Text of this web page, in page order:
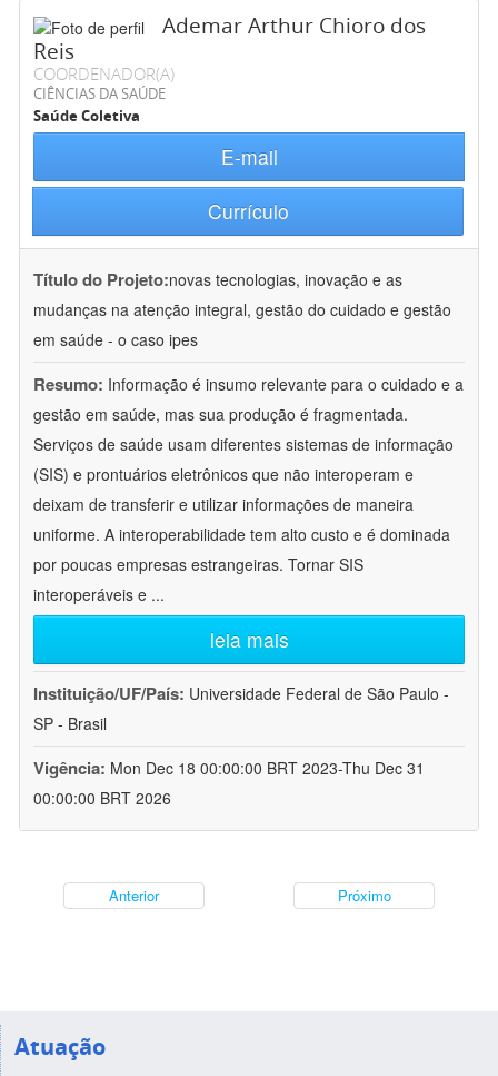
Ademar Arthur Chioro dos
Reis
COORDENADOR(A)
CIÊNCIAS DA SAÚDE
Saúde Coletiva
E-mail
Currículo
Título do Projeto:novas tecnologias, inovação e as
mudanças na atenção integral, gestão do cuidado e gestão
em saúde - o caso ipes
Resumo: Informação é insumo relevante para o cuidado e a
gestão em saúde, mas sua produção é fragmentada.
Serviços de saúde usam diferentes sistemas de informação
(SIS) e prontuários eletrônicos que não interoperam e
deixam de transferir e utilizar informações de maneira
uniforme. A interoperabilidade tem alto custo e é dominada
por poucas empresas estrangeiras. Tornar SIS
interoperáveis e ...
leia mais
Instituição/UF/País: Universidade Federal de São Paulo -
SP - Brasil
Vigência: Mon Dec 18 00:00:00 BRT 2023-Thu Dec 31
00:00:00 BRT 2026
Anterior Próximo
Atuação